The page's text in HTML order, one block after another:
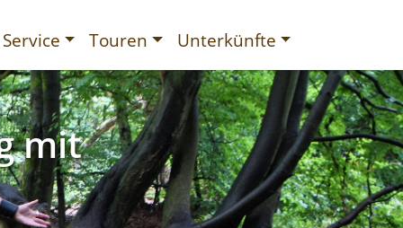
Service Touren Unterkünfte
mit